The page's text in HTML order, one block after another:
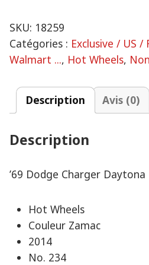
SKU: 18259
Catégories : Exclusive / US
Walmart ..., Hot Wheels,
Description Avis (0)
Description
’69 Dodge Charger Daytona
Hot Wheels
Couleur Zamac
2014
No. 234